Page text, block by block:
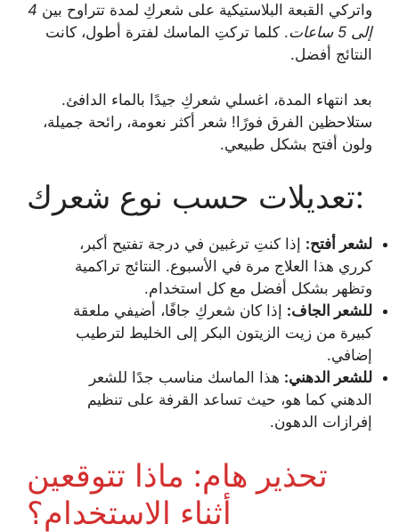
واتركي القبعة البلاستيكية على شعركِ لمدة تتراوح بين 4
إلى 5 ساعات
. كلما تركتِ الماسك لفترة أطول، كانت
النتائج أفضل.
بعد انتهاء المدة، اغسلي شعركِ جيدًا بالماء الدافئ.
ستلاحظين الفرق فورًا! شعر أكثر نعومة، رائحة جميلة،
ولون أفتح بشكل طبيعي.
تعديلات حسب نوع شعرك:
لشعر أفتح: إذا كنتِ ترغبين في درجة تفتيح أكبر،
كرري هذا العلاج مرة في الأسبوع. النتائج تراكمية
وتظهر بشكل أفضل مع كل استخدام.
للشعر الجاف: إذا كان شعركِ جافًا، أضيفي ملعقة
كبيرة من زيت الزيتون البكر إلى الخليط لترطيب
إضافي.
للشعر الدهني: هذا الماسك مناسب جدًا للشعر
الدهني كما هو، حيث تساعد القرفة على تنظيم
إفرازات الدهون.
تحذير هام: ماذا تتوقعين
أثناء الاستخدام؟